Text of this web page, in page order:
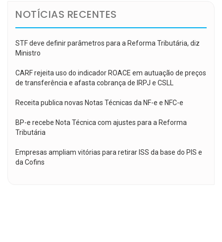
NOTÍCIAS RECENTES
STF deve definir parâmetros para a Reforma Tributária, diz
Ministro
CARF rejeita uso do indicador ROACE em autuação de preços
de transferência e afasta cobrança de IRPJ e CSLL
Receita publica novas Notas Técnicas da NF-e e NFC-e
BP-e recebe Nota Técnica com ajustes para a Reforma
Tributária
Empresas ampliam vitórias para retirar ISS da base do PIS e
da Cofins